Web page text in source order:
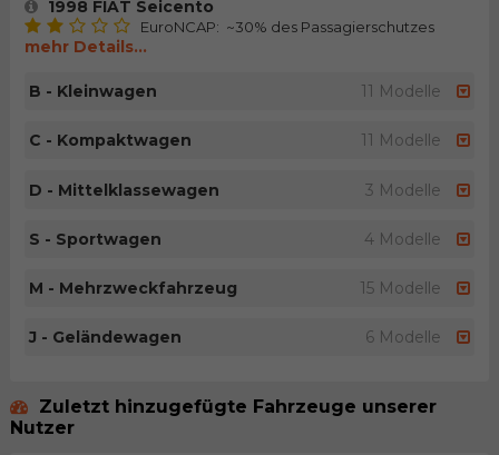
1998 FIAT Seicento
EuroNCAP: ~30% des Passagierschutzes
mehr Details...
B - Kleinwagen 11 Modelle
C - Kompaktwagen 11 Modelle
D - Mittelklassewagen 3 Modelle
S - Sportwagen 4 Modelle
M - Mehrzweckfahrzeug 15 Modelle
J - Geländewagen 6 Modelle
Zuletzt hinzugefügte Fahrzeuge unserer
Nutzer